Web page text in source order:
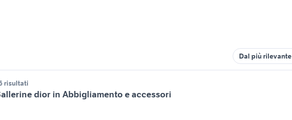
Dal più rilevante
risultati
dior in Abbigliamento e accessori